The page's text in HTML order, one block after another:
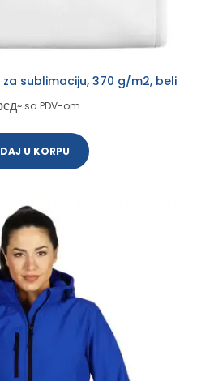
za sublimaciju, 370 g/m2, beli
~ sa PDV-om
U KORPU